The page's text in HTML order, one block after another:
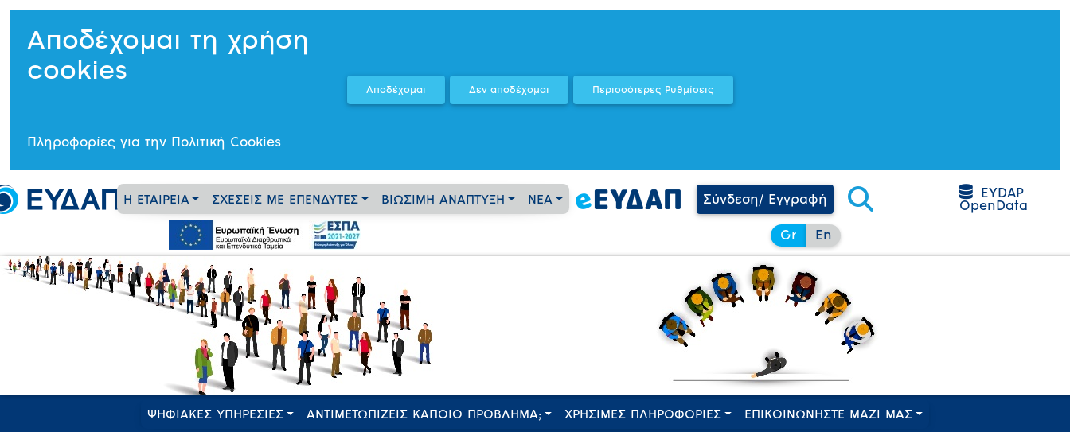
Αποδέχομαι τη χρήση
cookies
Πληροφορίες για την Πολιτική Cookies
Η ΕΤΑΙΡΕΙΑ ΣΧΕΣΕΙΣ ΜΕ ΕΠΕΝΔΥΤΕΣ ΒΙΩΣΙΜΗ ΑΝΑΠΤΥΞΗ ΝΕΑ Σύνδεση/ Εγγραφή
EYDAP
OpenData
Gr En
ΨΗΦΙΑΚΕΣ ΥΠΗΡΕΣΙΕΣ ΑΝΤΙΜΕΤΩΠΙΖΕΙΣ ΚΑΠΟΙΟ ΠΡΟΒΛΗΜΑ; ΧΡΗΣΙΜΕΣ ΠΛΗΡΟΦΟΡΙΕΣ ΕΠΙΚΟΙΝΩΝΗΣΤΕ ΜΑΖΙ ΜΑΣ